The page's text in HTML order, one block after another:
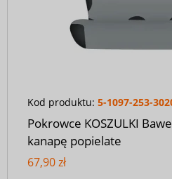
Kod produktu: 5-1097-253-
Pokrowce KOSZULKI
kanapę popielate
67,90 zł